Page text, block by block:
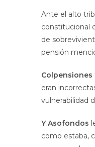
Ante el alto
constitucional
de
pensión
Colpensiones
eran
vulnerabilidad
Y Asofondos
como estaba,